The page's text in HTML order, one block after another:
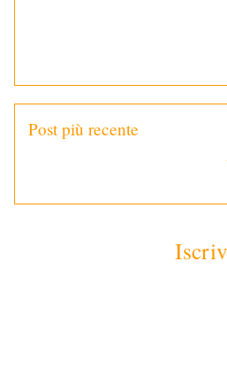
Post più recente